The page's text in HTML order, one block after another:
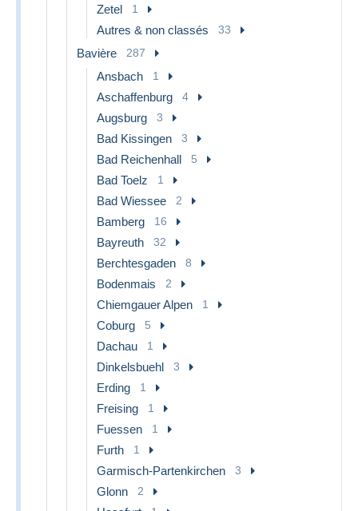
Zetel 1
Autres & non classés 33
Bavière 287
Ansbach 1
Aschaffenburg 4
Augsburg 3
Bad Kissingen 3
Bad Reichenhall 5
Bad Toelz 1
Bad Wiessee 2
Bamberg 16
Bayreuth 32
Berchtesgaden 8
Bodenmais 2
Chiemgauer Alpen 1
Coburg 5
Dachau 1
Dinkelsbuehl 3
Erding 1
Freising 1
Fuessen 1
Furth 1
Garmisch-Partenkirchen 3
Glonn 2